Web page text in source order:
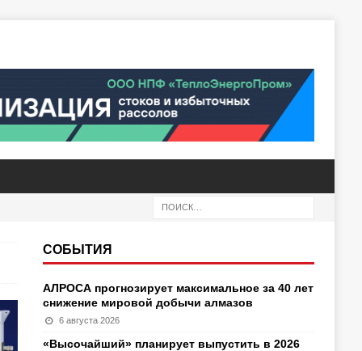
СОБЫТИЯ
АЛРОСА прогнозирует максимальное за 40 лет
снижение мировой добычи алмазов
6 августа 2026
«Высочайший» планирует выпустить в 2026